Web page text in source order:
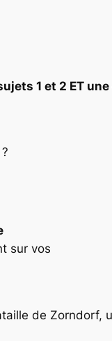
1 et 2 ET
sur vos
de Zorndorf,